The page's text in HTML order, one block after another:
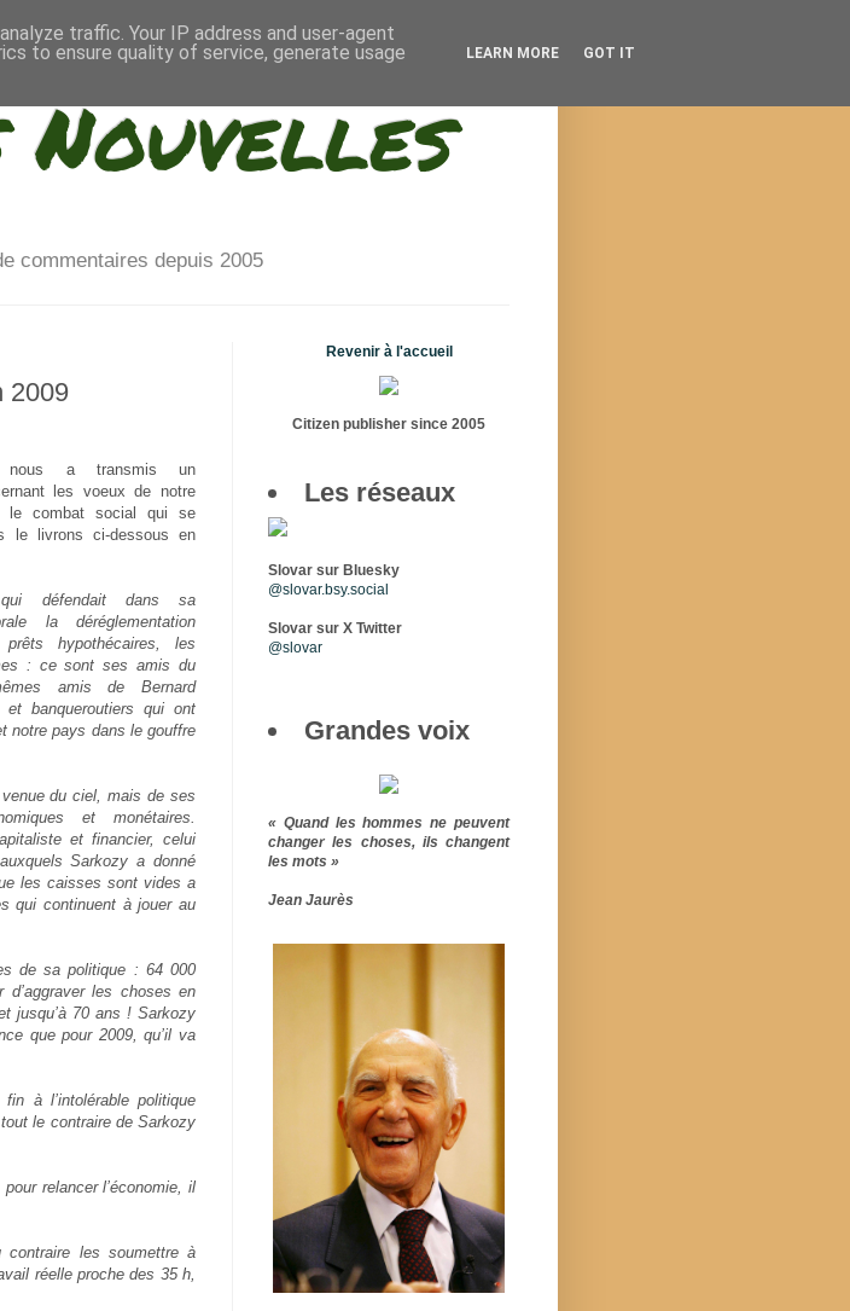
commentaires depuis 2005
2009
nous a transmis un
les voeux de notre
le combat social qui se
le livrons ci-dessous en
défendait dans sa
la déréglementation
hypothécaires, les
: ce sont ses amis du
amis de Bernard
et banqueroutiers qui ont
notre pays dans le gouffre
du ciel, mais de ses
et monétaires.
et financier, celui
Sarkozy a donné
les caisses sont vides a
qui continuent à jouer au
de sa politique : 64 000
d’aggraver les choses en
jusqu’à 70 ans ! Sarkozy
que pour 2009, qu’il va
à l’intolérable politique
le contraire de Sarkozy
relancer l’économie, il
les soumettre à
réelle proche des 35 h,
Revenir à l'accueil
Citizen publisher since 2005
Les réseaux
Slovar sur Bluesky
@slovar.bsy.social
Slovar sur X Twitter
@slovar
Grandes voix
« Quand les hommes ne peuvent
changer les choses, ils changent
les mots »
Jean Jaurès
traffic. Your IP address and user-agent
to ensure quality of service, generate usage
LEARN MORE GOT IT